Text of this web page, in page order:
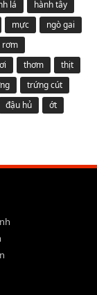
lá
hành tây
mực
ngò gai
rơm
thơm
thịt
trứng cút
đậu hủ
ớt